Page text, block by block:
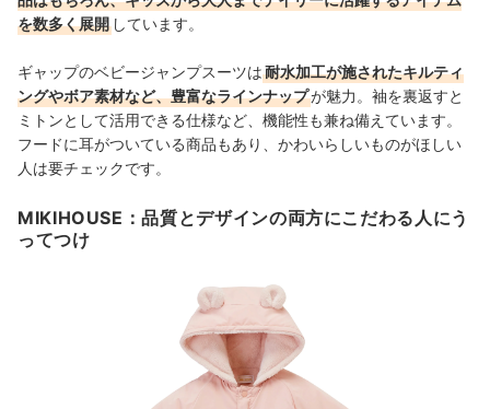
を数多く展開 しています。
ギャップのベビージャンプスーツは耐水加工が施されたキルティ
ングやボア素材など、豊富なラインナップが魅力。袖を裏返すと
ミトンとして活用できる仕様など、機能性も兼ね備えています。
フードに耳がついている商品もあり、かわいらしいものがほしい
人は要チェックです。
MIKIHOUSE：品質とデザインの両方にこだわる人にう
ってつけ